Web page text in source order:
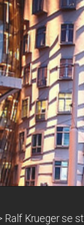
Ralf Krueger se